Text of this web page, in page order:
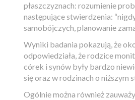
płaszczyznach: rozumienie
następujące stwierdzenia:
samobójczych, planowanie
Wyniki badania pokazują, że
odpowiedziała, że rodzice
córek i synów były bardzo
się oraz w rodzinach o niższym
Ogólnie można również